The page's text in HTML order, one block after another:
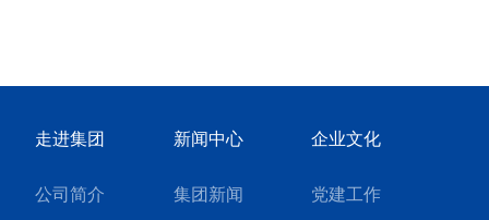
走进集团
公司简介
新闻中心
集团新闻
企业文化
党建工作